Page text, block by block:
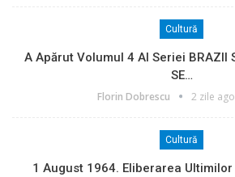
Cultură
A Apărut Volumul 4 Al Seriei BRAZII
SE…
Florin Dobrescu 2 zile ago
Cultură
1 August 1964. Eliberarea